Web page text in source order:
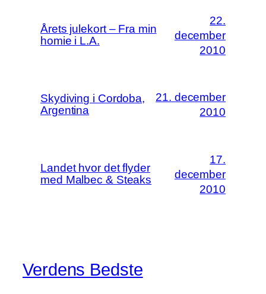
Årets julekort – Fra min
homie i L.A.
22.
december
2010
Skydiving i Cordoba,
Argentina
21. december
2010
Landet hvor det flyder
med Malbec & Steaks
17.
december
2010
Verdens Bedste